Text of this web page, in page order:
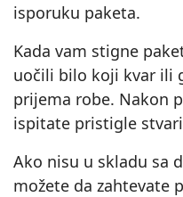
isporuku paketa.
Kada vam stigne
uočili bilo koji kvar ili
prijema robe. Nakon
ispitate pristigle
Ako nisu u skladu sa
možete da zahtevate